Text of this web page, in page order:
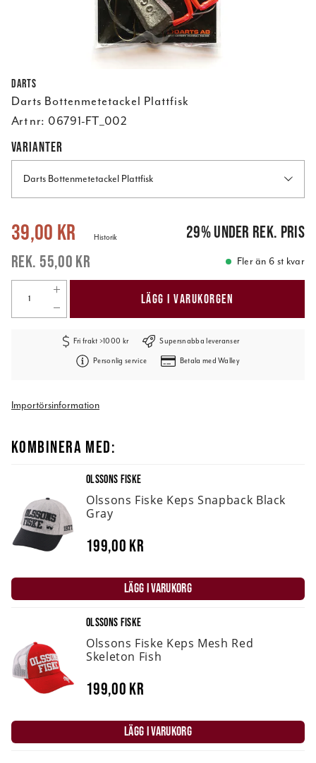
Darts
Darts Bottenmetetackel Plattfisk
Art nr: 06791-FT_002
VARIANTER
Darts Bottenmetetackel Plattfisk
Nuvarande pris: 55,00 kr
39,00 kr
55,00 kr
Historik 29%under rek. pris
Fler än 6 st kvar
LÄGG I VARUKORGEN
Fri frakt >1000 kr Supersnabba leveranser
Personlig service Betala med Walley
Importörsinformation
KOMBINERA MED:
OLSSONS FISKE
Olssons Fiske Keps Snapback Black
Gray
199,00 kr
LÄGG I VARUKORG
OLSSONS FISKE
Olssons Fiske Keps Mesh Red
Skeleton Fish
199,00 kr
LÄGG I VARUKORG